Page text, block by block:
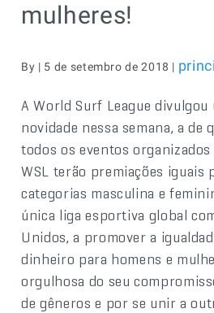
mulheres!
By | 5 de setembro de 2018 |
A World Surf League divulgou
novidade nessa semana, a de
todos os eventos
WSL terão premiações iguais
categorias masculina e
única liga esportiva global
Unidos, a promover a
dinheiro para homens e
orgulhosa do seu
de gêneros e por se unir a